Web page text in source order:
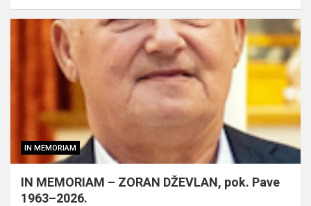
IN MEMORIAM
IN MEMORIAM – ZORAN DŽEVLAN, pok. Pave
1963–2026.